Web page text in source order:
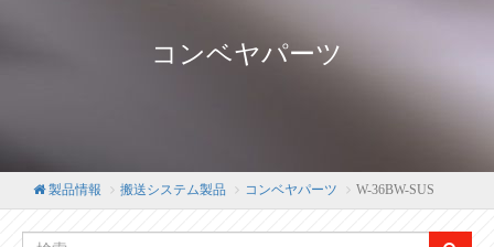
コンベヤパーツ
製品情報 搬送システム製品 コンベヤパーツ W-36BW-SUS